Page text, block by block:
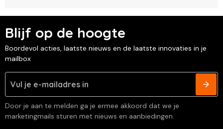
Blijf op de hoogte
Boordevol acties, laatste nieuws en de laatste innovaties in je
mailbox
Door je aan te melden ga je ermee akkoord dat we je
marketingmails sturen met nieuws en aanbiedingen.